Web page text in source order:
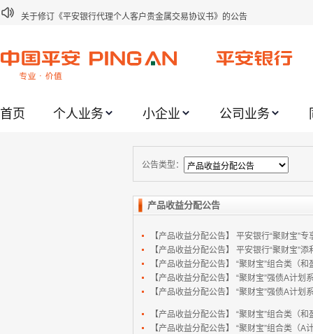
关于修订《平安银行代理个人客户贵金属交易协议书》的公告
关于我行聚金宝交易软件升级更新的通知
关于2020年端午节期间上金所代理业务调整合约保证金比例和涨跌幅度限制的
关于加强代理贵金属业务风险防范的提示
关于调整存量首套住房贷款利率的公告
关于修订《平安银行平安金积存业务协议书（个人）》的公告
首页 个人业务 小企业 公司业务
公告类型：
产品收益分配公告
【产品收益分配公告】
平安银行“聚财宝”
【产品收益分配公告】
平安银行“聚财宝”
【产品收益分配公告】
“聚财宝”组合类（
【产品收益分配公告】
“聚财宝”强债A计划
【产品收益分配公告】
“聚财宝”强债A计划
【产品收益分配公告】
“聚财宝”组合类（
【产品收益分配公告】
“聚财宝”组合类（A